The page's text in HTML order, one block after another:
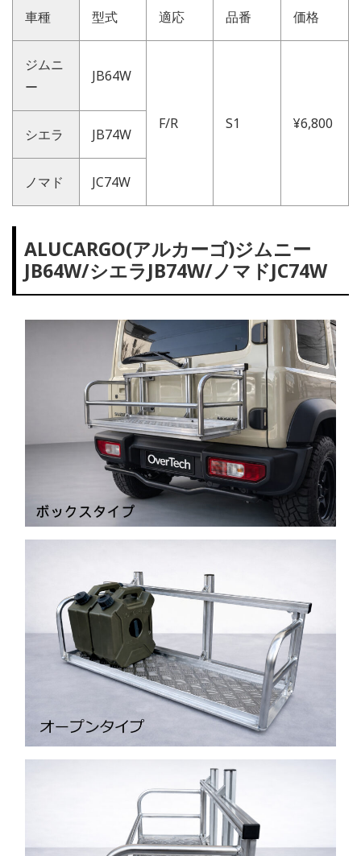
車種 型式 適応 品番 価格
ジムニ
ー
JB64W
F/R S1 ¥6,800
シエラ JB74W
ノマド JC74W
ALUCARGO(アルカーゴ)ジムニー
JB64W/シエラJB74W/ノマドJC74W